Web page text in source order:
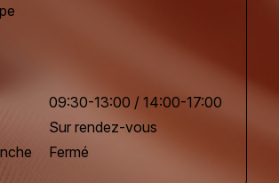
09:30-13:00 / 14:00-17:00
Sur rendez-vous
Fermé